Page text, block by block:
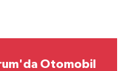
Otomobil